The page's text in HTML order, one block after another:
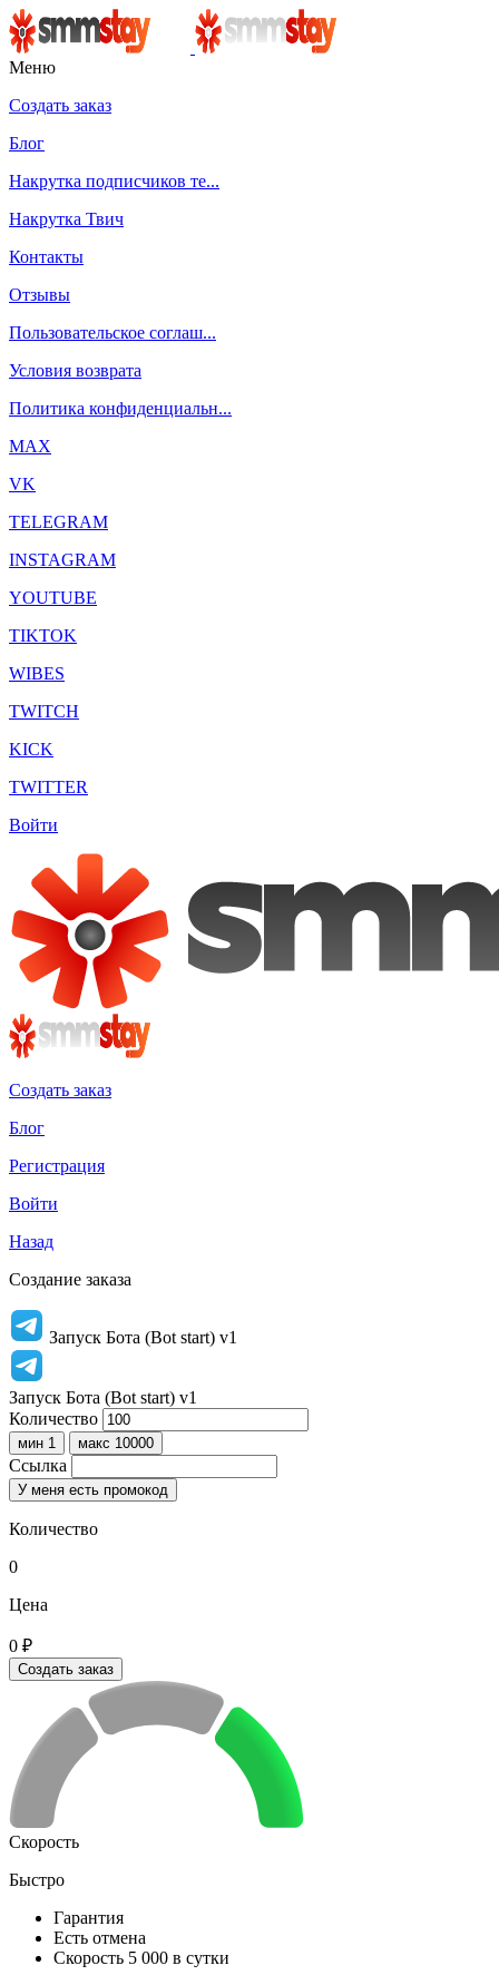
Меню
Создать заказ
Блог
Накрутка подписчиков те...
Накрутка Твич
Контакты
Отзывы
Пользовательское соглаш...
Условия возврата
Политика конфиденциальн...
MAX
VK
TELEGRAM
INSTAGRAM
YOUTUBE
TIKTOK
WIBES
TWITCH
KICK
TWITTER
Войти
Создать заказ
Блог
Регистрация
Войти
Назад
Создание заказа
Запуск Бота (Bot start) v1
Запуск Бота (Bot start) v1
Количество
мин 1 макс 10000
Ссылка
У меня есть промокод
Количество
0
Цена
0 ₽
Создать заказ
Скорость
Быстро
Гарантия
Есть отмена
Скорость 5 000 в сутки